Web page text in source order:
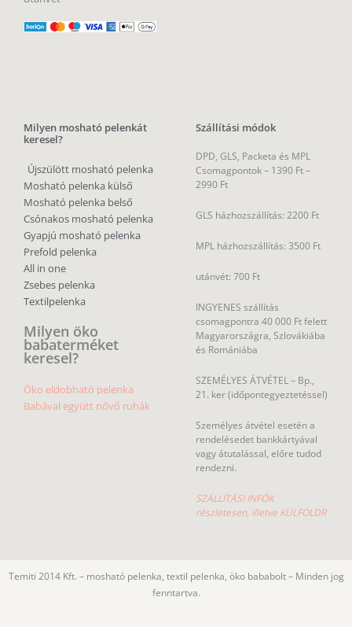
Milyen mosható pelenkát
keresel?
Újszülött mosható pelenka
Mosható pelenka külső
Mosható pelenka belső
Csónakos mosható pelenka
Gyapjú mosható pelenka
Prefold pelenka
All in one
Zsebes pelenka
Textilpelenka
Milyen öko
babaterméket
keresel?
Öko eldobható pelenka
Babával együtt nővő ruhák
Szállítási módok
DPD, GLS, Packeta és MPL
Csomagpontok – 1390 Ft –
2990 Ft
GLS házhozszállítás: 2200 Ft
MPL házhozszállítás: 3500 Ft
utánvét: 700 Ft
INGYENES szállítás
csomagpontra 40 000 Ft felett
Magyarországra, Szlovákiába
és Romániába
SZEMÉLYES ÁTVÉTEL – Bp.,
21. ker (időpontegyeztetéssel)
Személyes átvétel esetén a
rendelésedet bankkártyával
vagy átutalással, előre tudod
rendezni.
SZÁLLÍTÁSI INFÓK
részletesen, illetve KÜLFÖLDR
Temiti 2014 Kft. – mosható pelenka, textil pelenka, öko bababolt – Minden jog
fenntartva.